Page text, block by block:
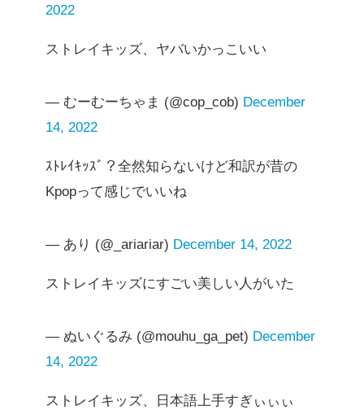
2022
ストレイキッズ、ヤバいかっこいい
— むーむーちゃま (@cop_cob) December
14, 2022
ｽﾄﾚｲｷｯｽﾞ？全然知らないけど和訳が昔の
Kpopって感じでいいね
— あり (@_ariariar) December 14, 2022
ストレイキッズにすごい美しい人がいた
— ぬいぐるみ (@mouhu_ga_pet) December
14, 2022
ストレイキッズ、日本語上手すぎぃぃぃ